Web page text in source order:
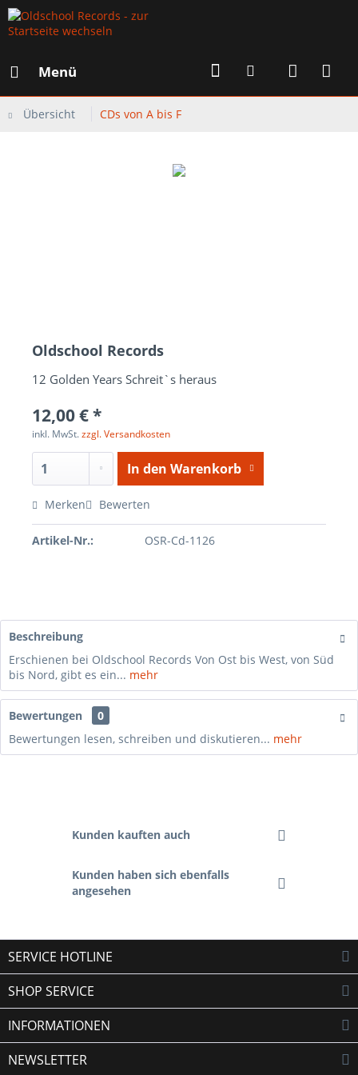
Menü
Übersicht CDs von A bis F
Oldschool Records
12 Golden Years Schreit`s heraus
12,00 € *
inkl. MwSt.zzgl. Versandkosten
In den Warenkorb
Merken Bewerten
Artikel-Nr.: OSR-Cd-1126
Beschreibung
Erschienen bei Oldschool Records Von Ost bis West, von Süd
bis Nord, gibt es ein... mehr
Bewertungen
0
Bewertungen lesen, schreiben und diskutieren... mehr
Kunden kauften auch
Kunden haben sich ebenfalls
angesehen
SERVICE HOTLINE
SHOP SERVICE
INFORMATIONEN
NEWSLETTER